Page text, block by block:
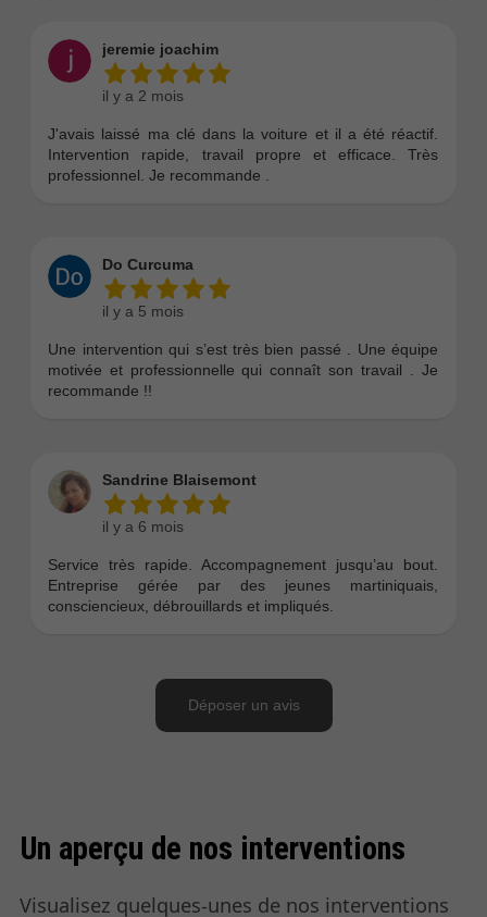
Un aperçu de nos interventions
Visualisez quelques-unes de nos interventions